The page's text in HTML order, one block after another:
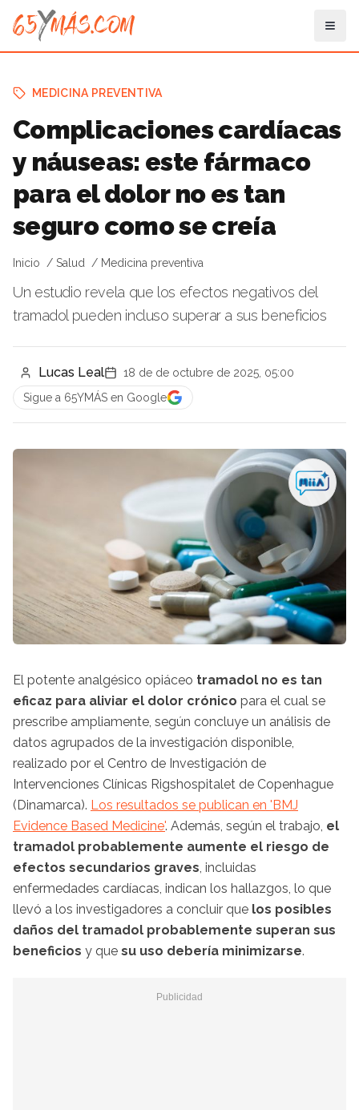
MEDICINA PREVENTIVA
Complicaciones cardíacas
y náuseas: este fármaco
para el dolor no es tan
seguro como se creía
Inicio Salud Medicina preventiva
Un estudio revela que los efectos negativos del
tramadol pueden incluso superar a sus beneficios
Lucas Leal
18 de de octubre de 2025, 05:00
Sigue a 65YMÁS en Google
El potente analgésico opiáceo tramadol no es tan
eficaz para aliviar el dolor crónico para el cual se
prescribe ampliamente, según concluye un análisis de
datos agrupados de la investigación disponible,
realizado por el Centro de Investigación de
Intervenciones Clínicas Rigshospitalet de Copenhague
(Dinamarca). Los resultados se publican en 'BMJ
Evidence Based Medicine'. Además, según el trabajo, el
tramadol probablemente aumente el riesgo de
efectos secundarios graves, incluidas
enfermedades cardíacas, indican los hallazgos, lo que
llevó a los investigadores a concluir que los posibles
daños del tramadol probablemente superan sus
beneficios y que su uso debería minimizarse.